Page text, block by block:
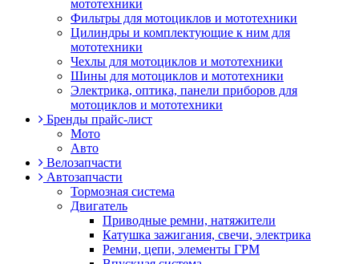
мототехники
Фильтры для мотоциклов и мототехники
Цилиндры и комплектующие к ним для
мототехники
Чехлы для мотоциклов и мототехники
Шины для мотоциклов и мототехники
Электрика, оптика, панели приборов для
мотоциклов и мототехники
Бренды прайс-лист
Мото
Авто
Велозапчасти
Автозапчасти
Тормозная система
Двигатель
Приводные ремни, натяжители
Катушка зажигания, свечи, электрика
Ремни, цепи, элементы ГРМ